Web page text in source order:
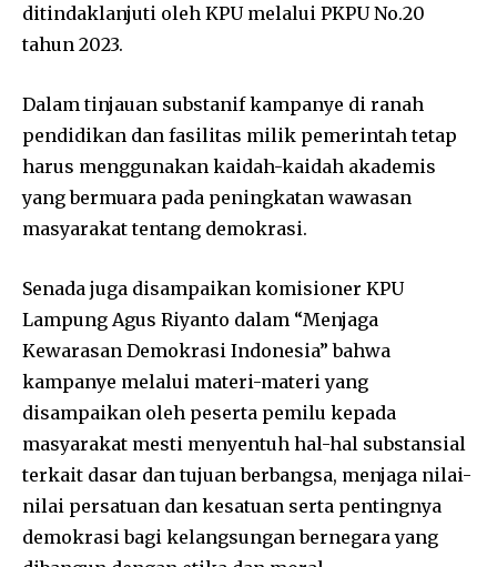
ditindaklanjuti oleh KPU melalui PKPU No.20
tahun 2023.
Dalam tinjauan substanif kampanye di ranah
pendidikan dan fasilitas milik pemerintah tetap
harus menggunakan kaidah-kaidah akademis
yang bermuara pada peningkatan wawasan
masyarakat tentang demokrasi.
Senada juga disampaikan komisioner KPU
Lampung Agus Riyanto dalam “Menjaga
Kewarasan Demokrasi Indonesia” bahwa
kampanye melalui materi-materi yang
disampaikan oleh peserta pemilu kepada
masyarakat mesti menyentuh hal-hal substansial
terkait dasar dan tujuan berbangsa, menjaga nilai-
nilai persatuan dan kesatuan serta pentingnya
demokrasi bagi kelangsungan bernegara yang